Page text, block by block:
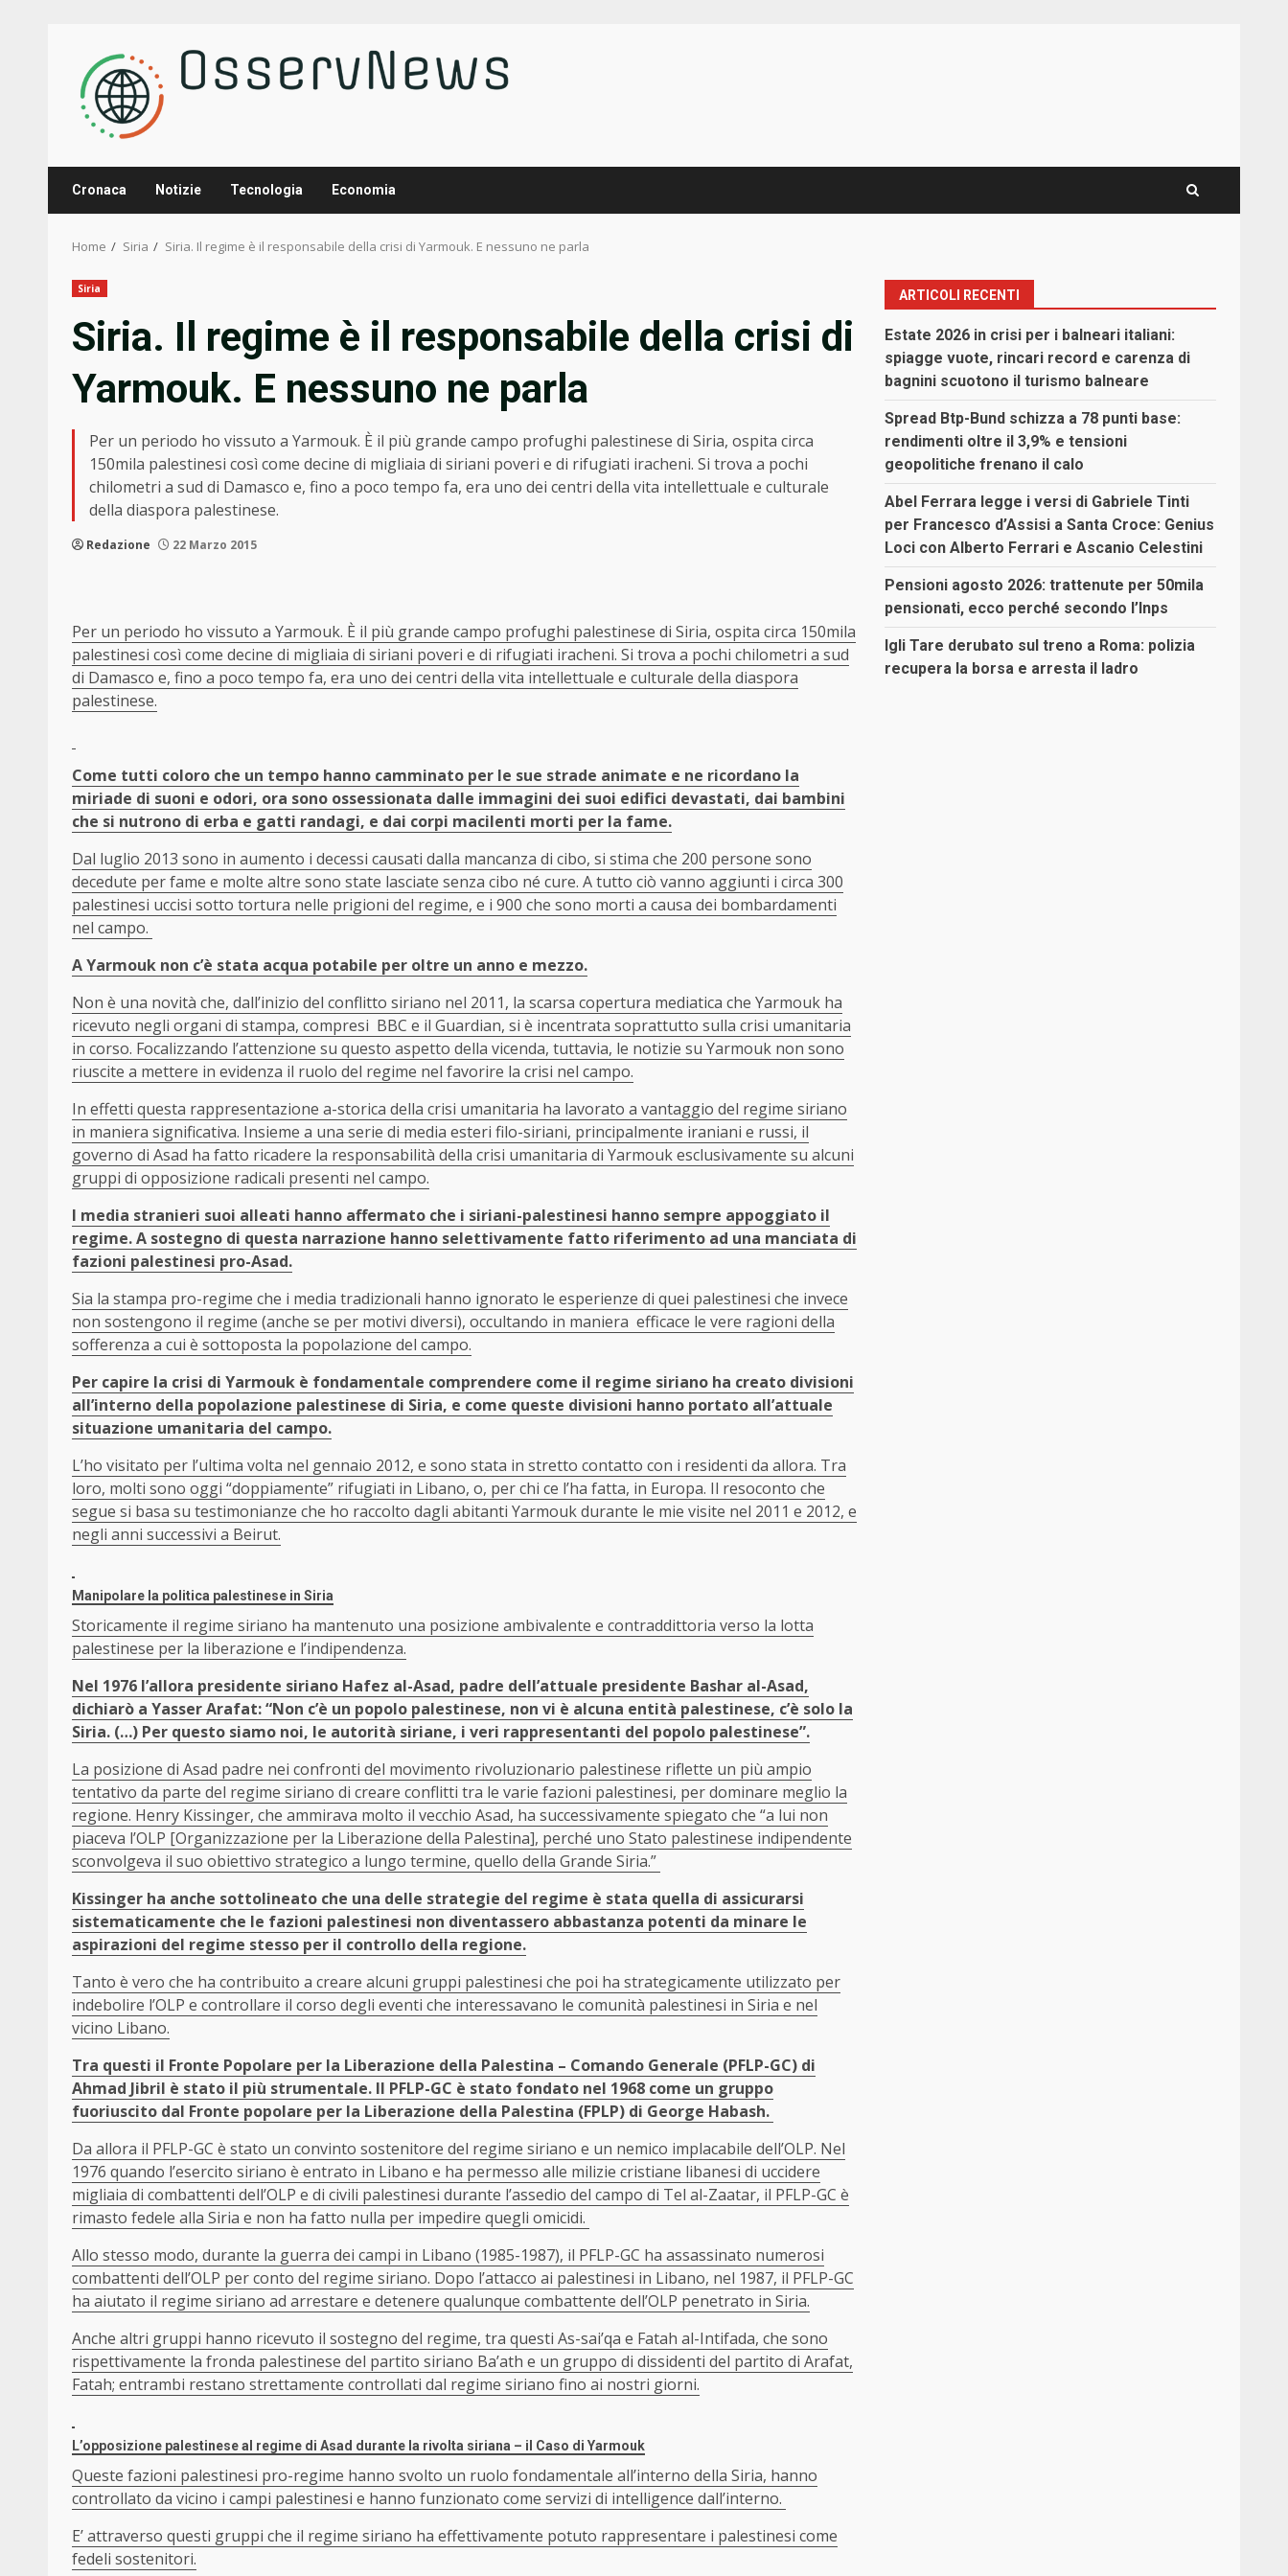
content
Cronaca Notizie Tecnologia Economia
Home Siria Siria. Il regime è il responsabile della crisi di Yarmouk. E nessuno ne parla
Siria
Siria. Il regime è il responsabile della crisi di
Yarmouk. E nessuno ne parla
Per un periodo ho vissuto a Yarmouk. È il più grande campo profughi palestinese di Siria, ospita circa
150mila palestinesi così come decine di migliaia di siriani poveri e di rifugiati iracheni. Si trova a pochi
chilometri a sud di Damasco e, fino a poco tempo fa, era uno dei centri della vita intellettuale e culturale
della diaspora palestinese.
Redazione 22 Marzo 2015
Per un periodo ho vissuto a Yarmouk. È il più grande campo profughi palestinese di Siria, ospita circa 150mila
palestinesi così come decine di migliaia di siriani poveri e di rifugiati iracheni. Si trova a pochi chilometri a sud
di Damasco e, fino a poco tempo fa, era uno dei centri della vita intellettuale e culturale della diaspora
palestinese.
Come tutti coloro che un tempo hanno camminato per le sue strade animate e ne ricordano la
miriade di suoni e odori, ora sono ossessionata dalle immagini dei suoi edifici devastati, dai bambini
che si nutrono di erba e gatti randagi, e dai corpi macilenti morti per la fame.
Dal luglio 2013 sono in aumento i decessi causati dalla mancanza di cibo, si stima che 200 persone sono
decedute per fame e molte altre sono state lasciate senza cibo né cure. A tutto ciò vanno aggiunti i circa 300
palestinesi uccisi sotto tortura nelle prigioni del regime, e i 900 che sono morti a causa dei bombardamenti
nel campo.
A Yarmouk non c’è stata acqua potabile per oltre un anno e mezzo.
Non è una novità che, dall’inizio del conflitto siriano nel 2011, la scarsa copertura mediatica che Yarmouk ha
ricevuto negli organi di stampa, compresi BBC e il Guardian, si è incentrata soprattutto sulla crisi umanitaria
in corso. Focalizzando l’attenzione su questo aspetto della vicenda, tuttavia, le notizie su Yarmouk non sono
riuscite a mettere in evidenza il ruolo del regime nel favorire la crisi nel campo.
In effetti questa rappresentazione a-storica della crisi umanitaria ha lavorato a vantaggio del regime siriano
in maniera significativa. Insieme a una serie di media esteri filo-siriani, principalmente iraniani e russi, il
governo di Asad ha fatto ricadere la responsabilità della crisi umanitaria di Yarmouk esclusivamente su alcuni
gruppi di opposizione radicali presenti nel campo.
I media stranieri suoi alleati hanno affermato che i siriani-palestinesi hanno sempre appoggiato il
regime. A sostegno di questa narrazione hanno selettivamente fatto riferimento ad una manciata di
fazioni palestinesi pro-Asad.
Sia la stampa pro-regime che i media tradizionali hanno ignorato le esperienze di quei palestinesi che invece
non sostengono il regime (anche se per motivi diversi), occultando in maniera efficace le vere ragioni della
sofferenza a cui è sottoposta la popolazione del campo.
Per capire la crisi di Yarmouk è fondamentale comprendere come il regime siriano ha creato divisioni
all’interno della popolazione palestinese di Siria, e come queste divisioni hanno portato all’attuale
situazione umanitaria del campo.
L’ho visitato per l’ultima volta nel gennaio 2012, e sono stata in stretto contatto con i residenti da allora. Tra
loro, molti sono oggi “doppiamente” rifugiati in Libano, o, per chi ce l’ha fatta, in Europa. Il resoconto che
segue si basa su testimonianze che ho raccolto dagli abitanti Yarmouk durante le mie visite nel 2011 e 2012, e
negli anni successivi a Beirut.
Manipolare la politica palestinese in Siria
Storicamente il regime siriano ha mantenuto una posizione ambivalente e contraddittoria verso la lotta
palestinese per la liberazione e l’indipendenza.
Nel 1976 l’allora presidente siriano Hafez al-Asad, padre dell’attuale presidente Bashar al-Asad,
dichiarò a Yasser Arafat: “Non c’è un popolo palestinese, non vi è alcuna entità palestinese, c’è solo la
Siria. (…) Per questo siamo noi, le autorità siriane, i veri rappresentanti del popolo palestinese”.
La posizione di Asad padre nei confronti del movimento rivoluzionario palestinese riflette un più ampio
tentativo da parte del regime siriano di creare conflitti tra le varie fazioni palestinesi, per dominare meglio la
regione. Henry Kissinger, che ammirava molto il vecchio Asad, ha successivamente spiegato che “a lui non
piaceva l’OLP [Organizzazione per la Liberazione della Palestina], perché uno Stato palestinese indipendente
sconvolgeva il suo obiettivo strategico a lungo termine, quello della Grande Siria.”
Kissinger ha anche sottolineato che una delle strategie del regime è stata quella di assicurarsi
sistematicamente che le fazioni palestinesi non diventassero abbastanza potenti da minare le
aspirazioni del regime stesso per il controllo della regione.
Tanto è vero che ha contribuito a creare alcuni gruppi palestinesi che poi ha strategicamente utilizzato per
indebolire l’OLP e controllare il corso degli eventi che interessavano le comunità palestinesi in Siria e nel
vicino Libano.
Tra questi il Fronte Popolare per la Liberazione della Palestina – Comando Generale (PFLP-GC) di
Ahmad Jibril è stato il più strumentale. Il PFLP-GC è stato fondato nel 1968 come un gruppo
fuoriuscito dal Fronte popolare per la Liberazione della Palestina (FPLP) di George Habash.
Da allora il PFLP-GC è stato un convinto sostenitore del regime siriano e un nemico implacabile dell’OLP. Nel
1976 quando l’esercito siriano è entrato in Libano e ha permesso alle milizie cristiane libanesi di uccidere
migliaia di combattenti dell’OLP e di civili palestinesi durante l’assedio del campo di Tel al-Zaatar, il PFLP-GC è
rimasto fedele alla Siria e non ha fatto nulla per impedire quegli omicidi.
Allo stesso modo, durante la guerra dei campi in Libano (1985-1987), il PFLP-GC ha assassinato numerosi
combattenti dell’OLP per conto del regime siriano. Dopo l’attacco ai palestinesi in Libano, nel 1987, il PFLP-GC
ha aiutato il regime siriano ad arrestare e detenere qualunque combattente dell’OLP penetrato in Siria.
Anche altri gruppi hanno ricevuto il sostegno del regime, tra questi As-sai’qa e Fatah al-Intifada, che sono
rispettivamente la fronda palestinese del partito siriano Ba’ath e un gruppo di dissidenti del partito di Arafat,
Fatah; entrambi restano strettamente controllati dal regime siriano fino ai nostri giorni.
L’opposizione palestinese al regime di Asad durante la rivolta siriana – il Caso di Yarmouk
Queste fazioni palestinesi pro-regime hanno svolto un ruolo fondamentale all’interno della Siria, hanno
controllato da vicino i campi palestinesi e hanno funzionato come servizi di intelligence dall’interno.
E’ attraverso questi gruppi che il regime siriano ha effettivamente potuto rappresentare i palestinesi come
fedeli sostenitori.
ARTICOLI RECENTI
Estate 2026 in crisi per i balneari italiani:
spiagge vuote, rincari record e carenza di
bagnini scuotono il turismo balneare
Spread Btp-Bund schizza a 78 punti base:
rendimenti oltre il 3,9% e tensioni
geopolitiche frenano il calo
Abel Ferrara legge i versi di Gabriele Tinti
per Francesco d’Assisi a Santa Croce: Genius
Loci con Alberto Ferrari e Ascanio Celestini
Pensioni agosto 2026: trattenute per 50mila
pensionati, ecco perché secondo l’Inps
Igli Tare derubato sul treno a Roma: polizia
recupera la borsa e arresta il ladro